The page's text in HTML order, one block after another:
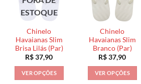
podem
ser
escolhidas
na
página
produto
podem
ser
escolhidas
na
página
do
produto
ESTOQUE
Chinelo
Havaianas Slim
Brisa Lilás (Par)
R$37,90
VER OPÇÕES
Chinelo
Havaianas Slim
Branco (Par)
R$37,90
VER OPÇÕES